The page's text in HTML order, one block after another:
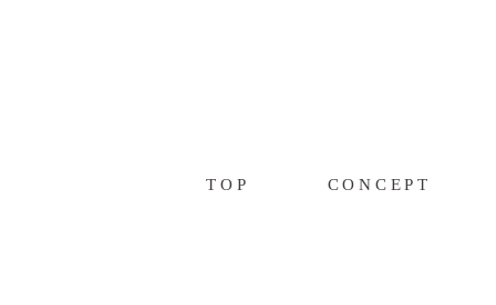
TOP CONCEPT